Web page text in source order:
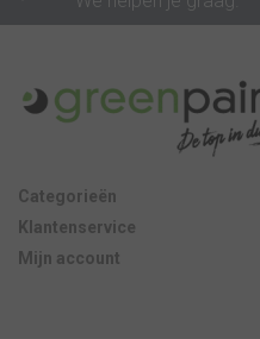
Categorieën
Klantenservice
Mijn account